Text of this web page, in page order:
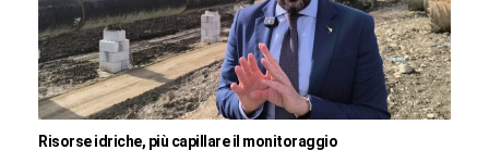
Risorse idriche, più capillare il monitoraggio